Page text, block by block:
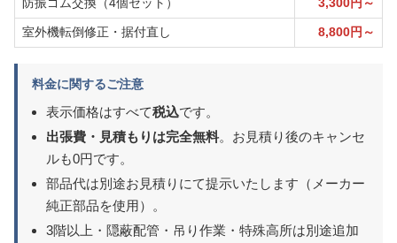
防振ゴム交換（4個セット） 3,300円～
室外機転倒修正・据付直し 8,800円～
料金に関するご注意
表示価格はすべて税込です。
出張費・見積もりは完全無料。お見積り後のキャンセ
ルも0円です。
部品代は別途お見積りにて提示いたします（メーカー
純正部品を使用）。
3階以上・隠蔽配管・吊り作業・特殊高所は別途追加